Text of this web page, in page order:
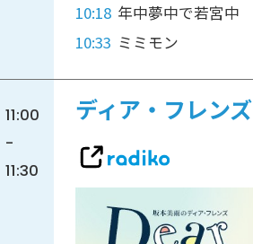
10:18 年中夢中で若宮中
10:33 ミミモン
11:00
-
11:30
ディア・フレンズ